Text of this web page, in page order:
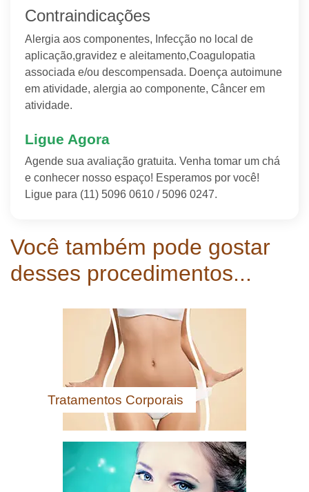
Contraindicações
Alergia aos componentes, Infecção no local de
aplicação,gravidez e aleitamento,Coagulopatia
associada e/ou descompensada. Doença autoimune
em atividade, alergia ao componente, Câncer em
atividade.
Ligue Agora
Agende sua avaliação gratuita. Venha tomar um chá
e conhecer nosso espaço! Esperamos por você!
Ligue para (11) 5096 0610 / 5096 0247.
Você também pode gostar
desses procedimentos...
Tratamentos Corporais